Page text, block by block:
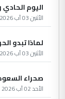
اليوم الحادي
الأثنين 03 آب 2026
لماذا تبدو
الأثنين 03 آب 2026
صحراء
الأحد 02 آب 2026